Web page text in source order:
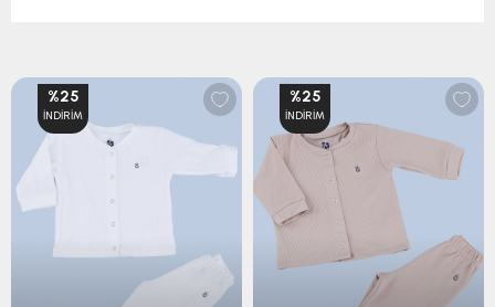
%25
İNDIRIM
%25
İNDIRIM